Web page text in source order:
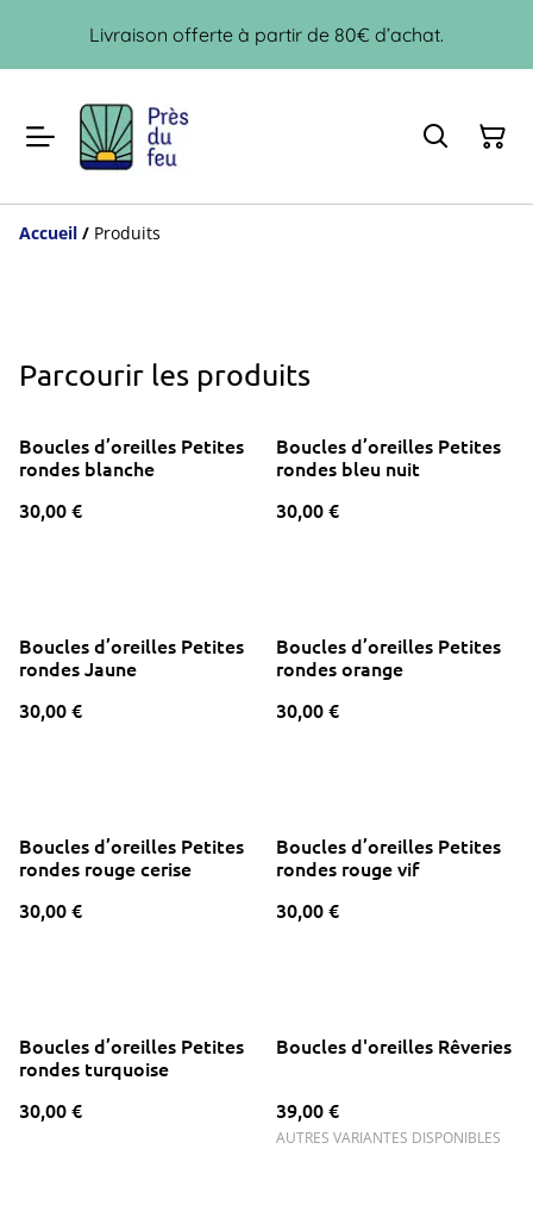
Livraison offerte à partir de 80€ d’achat.
Accueil / Produits
Parcourir les produits
Boucles d’oreilles Petites
rondes blanche
30,00 €
Boucles d’oreilles Petites
rondes bleu nuit
30,00 €
Boucles d’oreilles Petites
rondes Jaune
30,00 €
Boucles d’oreilles Petites
rondes orange
30,00 €
Boucles d’oreilles Petites
rondes rouge cerise
30,00 €
Boucles d’oreilles Petites
rondes rouge vif
30,00 €
Boucles d’oreilles Petites
rondes turquoise
30,00 €
Boucles d'oreilles Rêveries
39,00 €
AUTRES VARIANTES DISPONIBLES